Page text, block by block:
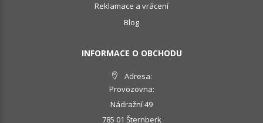
Reklamace a vrácení
Blog
INFORMACE O OBCHODU
Adresa:
Provozovna:
Nádražní 49
785 01 Šternberk